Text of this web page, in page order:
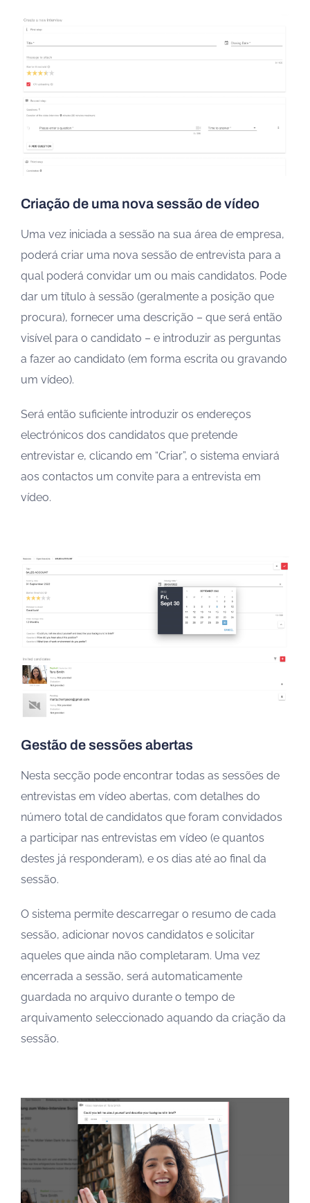
Criação de uma nova sessão de vídeo
Uma vez iniciada a sessão na sua área de empresa,
poderá criar uma nova sessão de entrevista para a
qual poderá convidar um ou mais candidatos. Pode
dar um título à sessão (geralmente a posição que
procura), fornecer uma descrição – que será então
visível para o candidato – e introduzir as perguntas
a fazer ao candidato (em forma escrita ou gravando
um vídeo).
Será então suficiente introduzir os endereços
electrónicos dos candidatos que pretende
entrevistar e, clicando em “Criar”, o sistema enviará
aos contactos um convite para a entrevista em
vídeo.
Gestão de sessões abertas
Nesta secção pode encontrar todas as sessões de
entrevistas em vídeo abertas, com detalhes do
número total de candidatos que foram convidados
a participar nas entrevistas em vídeo (e quantos
destes já responderam), e os dias até ao final da
sessão.
O sistema permite descarregar o resumo de cada
sessão, adicionar novos candidatos e solicitar
aqueles que ainda não completaram. Uma vez
encerrada a sessão, será automaticamente
guardada no arquivo durante o tempo de
arquivamento seleccionado aquando da criação da
sessão.